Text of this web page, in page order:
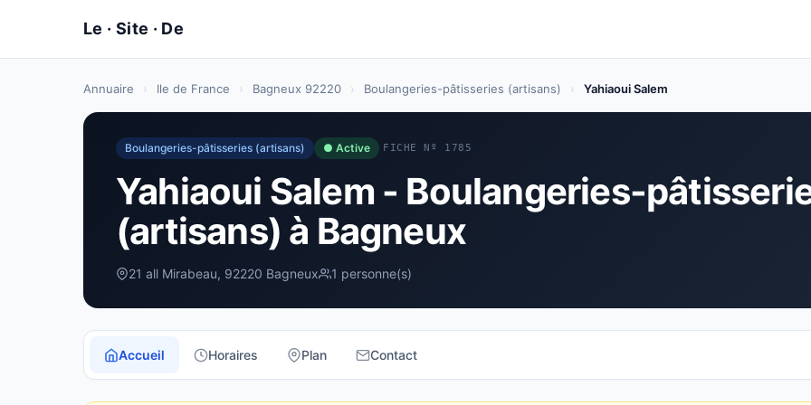
Annuaire › Ile de France › Bagneux 92220 › Boulangeries-pâtisseries (artisans) › Yahiaoui Salem
Boulangeries-pâtisseries (artisans) ● Active FICHE Nº 1785
Yahiaoui Salem - Boulangeries-
(artisans) à Bagneux
21 all Mirabeau, 92220 Bagneux 1 personne(s)
Accueil Horaires Plan Contact